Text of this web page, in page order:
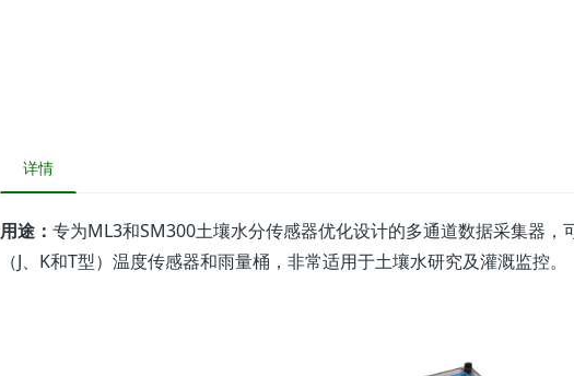
详情
用途： 专为ML3和SM300土壤水分传感器优化设计的多通道数据采集器
（J、K和T型）温度传感器和雨量桶，非常适用于土壤水研究及灌溉监控。